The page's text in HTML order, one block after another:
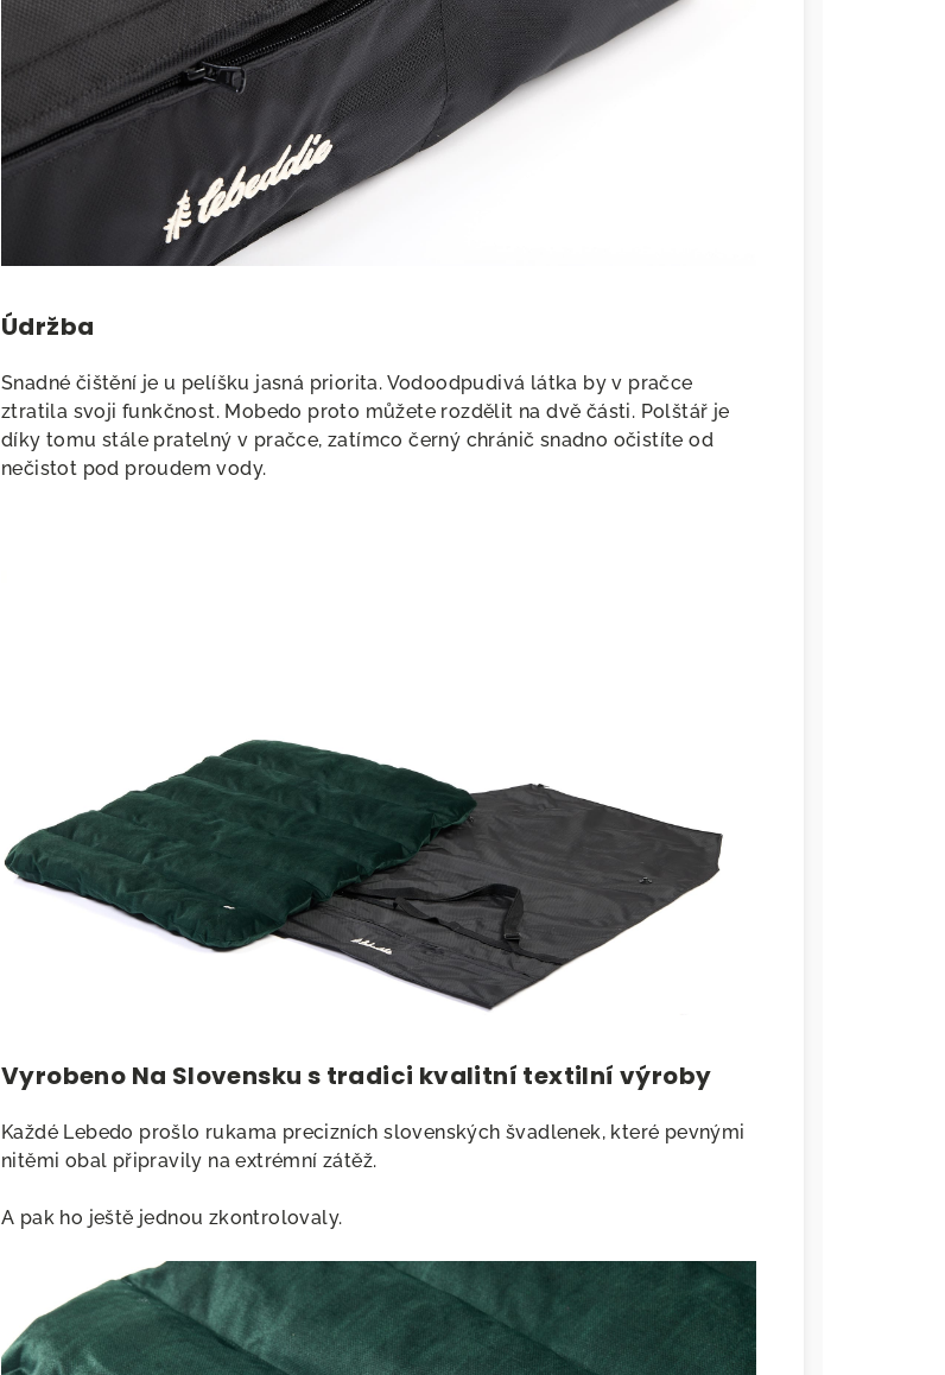
Údržba
Snadné čištění je u pelíšku jasná priorita. Vodoodpudivá látka by v pračce
ztratila svoji funkčnost. Mobedo proto můžete rozdělit na dvě části. Polštář je
díky tomu stále pratelný v pračce, zatímco černý chránič snadno očistíte od
nečistot pod proudem vody.
Vyrobeno Na Slovensku s tradici kvalitní textilní výroby
Každé Lebedo prošlo rukama precizních slovenských švadlenek, které pevnými
nitěmi obal připravily na extrémní zátěž.
A pak ho ještě jednou zkontrolovaly.